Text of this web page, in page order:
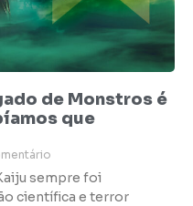
de Monstros é
que
sempre foi
científica e terror